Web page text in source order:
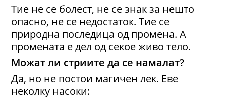
Тие не се болест, не се знак за нешто
опасно, не се недостаток. Тие се
природна последица од промена. А
промената е дел од секое живо тело.
Можат ли стриите да се намалат?
Да, но не постои магичен лек. Еве
неколку насоки: